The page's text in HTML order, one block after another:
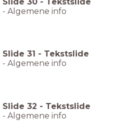
- Algemene info
Slide 31 - Tekstslide
- Algemene info
Slide 32 - Tekstslide
- Algemene info